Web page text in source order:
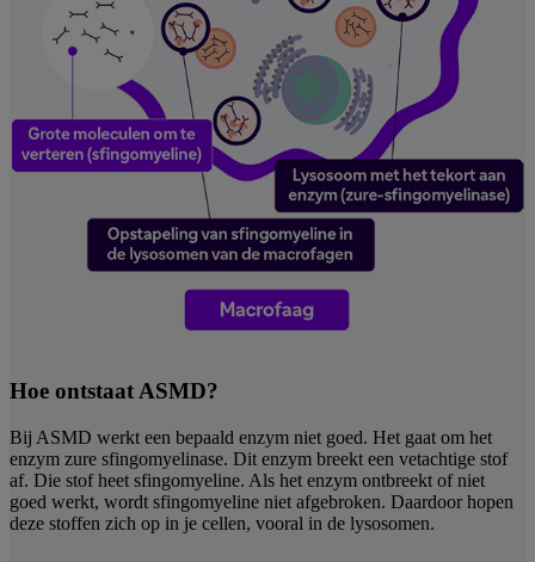
Hoe ontstaat ASMD?
Bij ASMD werkt een bepaald enzym niet goed. Het gaat om het
enzym zure sfingomyelinase. Dit enzym breekt een vetachtige stof
af. Die stof heet sfingomyeline. Als het enzym ontbreekt of niet
goed werkt, wordt sfingomyeline niet afgebroken. Daardoor hopen
deze stoffen zich op in je cellen, vooral in de lysosomen.